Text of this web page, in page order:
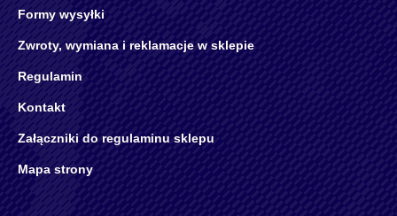
Formy wysyłki
Zwroty, wymiana i reklamacje w sklepie
Regulamin
Kontakt
Załączniki do regulaminu sklepu
Mapa strony